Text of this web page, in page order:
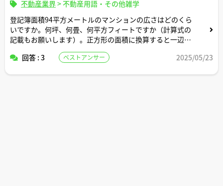
不動産業界>不動産用語・その他雑学
登記簿面積94平方メートルのマンションの広さはどのくら
いですか。何坪、何畳、何平方フィートですか（計算式の
記載もお願いします）。正方形の面積に換算すると一辺の
か。回答 : 3 ベストアンサー 2025/05/23